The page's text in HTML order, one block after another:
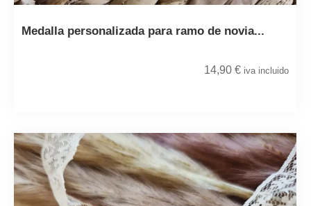
Medalla personalizada para ramo de novia...
14,90 € iva incluido